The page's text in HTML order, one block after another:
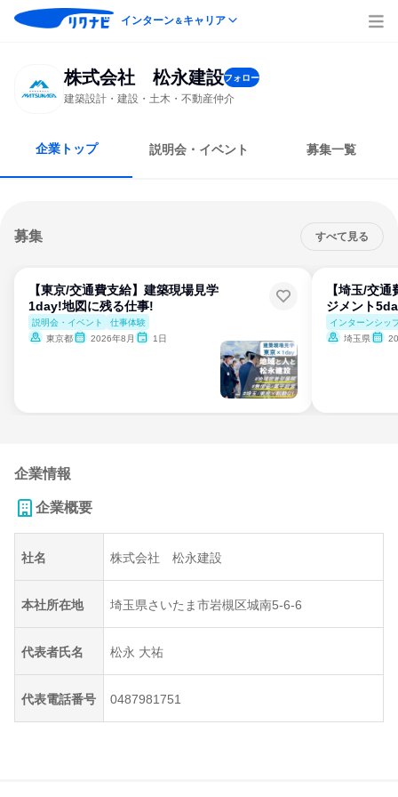
インターン＆キャリア
株式会社 松永建設フォロー
建築設計・建設・土木・不動産仲介
企業トップ 説明会・イベント 募集一覧
募集 すべて見る
【東京/交通費支給】建築現場見学
1day!地図に残る仕事!
説明会・イベント
仕事体験
東京都
2026年8月 1日
【埼玉/交
ジメント
インターンシッ
埼玉県
企業情報
企業概要
社名 株式会社 松永建設
本社所在地 埼玉県さいたま市岩槻区城南5-6-6
代表者氏名 松永 大祐
代表電話番号 0487981751